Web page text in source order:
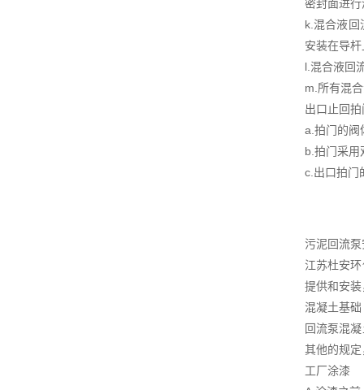
密封面进
k.混合液回
安装在导
l.混合液回
m.所有混
出口止回
a.拍门的阀
b.拍门采用
c.出口拍门
污泥回流
江苏杜安
提供和安
混凝土基础
回流泵混
其他的规
工厂涂漆